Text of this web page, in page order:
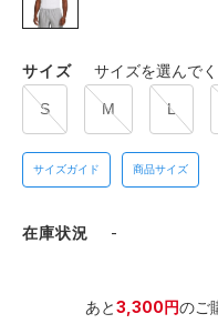
サイズ サイズを選んでく
S M L
サイズガイド 商品サイズ
在庫状況 -
あと3,300円のご